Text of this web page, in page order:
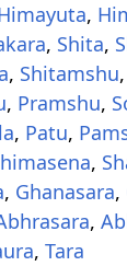
,
, Shita,
, Shitamshu,
, Pramshu,
, Patu,
,
, Ghanasara,
,
, Tara